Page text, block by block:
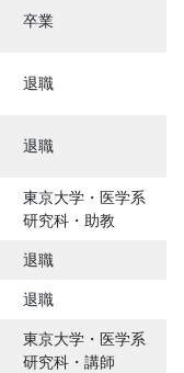
卒業
退職
退職
東京大学・医学系
研究科・助教
退職
退職
東京大学・医学系
研究科・講師